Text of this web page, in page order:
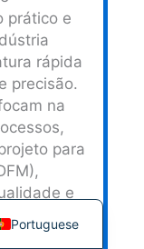
prático e
rápida
precisão.
na
para
e
Portuguese
English
Arabic
Chinese
Dutch
French
German
Indonesian